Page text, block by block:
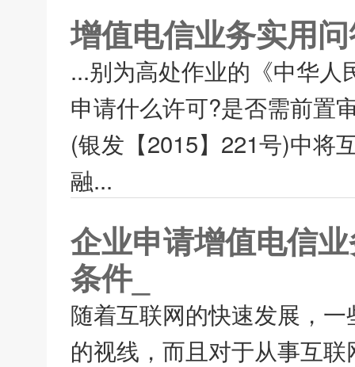
增值电信业务实用
...别为高处作业的《中华
申请什么许可?是否需前置
(银发【2015】221号)中将
融...
企业申请增值电信
条件_
随着互联网的快速发展，
的视线，而且对于从事互